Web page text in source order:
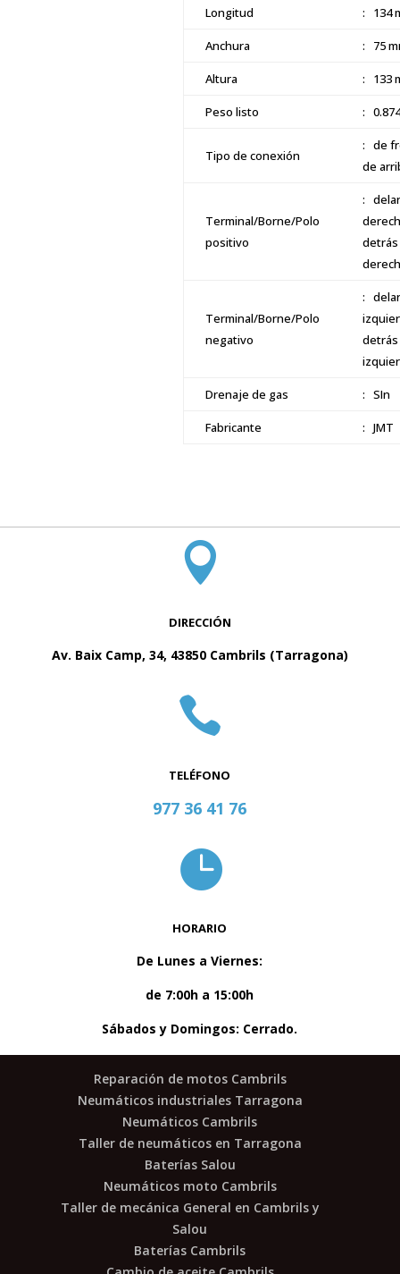
Longitud : 134
Anchura : 75
Altura : 133
Peso listo :
Tipo de conexión
: de
de
Terminal/Borne/Polo
positivo
:
detrás
Terminal/Borne/Polo
negativo
:
detrás
Drenaje de gas : SIn
Fabricante : JMT

DIRECCIÓN
Av. Baix Camp, 34, 43850 Cambrils (Tarragona)

TELÉFONO
977 36 41 76

HORARIO
De Lunes a Viernes:
de 7:00h a 15:00h
Sábados y Domingos: Cerrado.
Reparación de motos Cambrils
Neumáticos industriales Tarragona
Neumáticos Cambrils
Taller de neumáticos en Tarragona
Baterías Salou
Neumáticos moto Cambrils
Taller de mecánica General en Cambrils y
Salou
Baterías Cambrils